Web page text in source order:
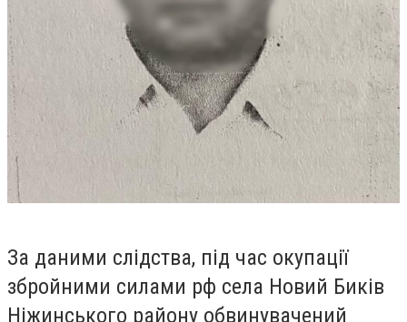
За даними слідства, під час окупації
збройними силами рф села Новий Биків
Ніжинського району обвинувачений